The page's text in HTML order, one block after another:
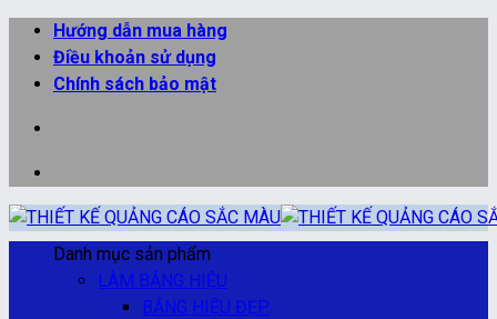
qua
Hướng dẫn mua hàng
Điều khoản sử dụng
Chính sách bảo mật
Danh mục sản phẩm
LÀM BẢNG HIỆU
BẢNG HIỆU ĐẸP